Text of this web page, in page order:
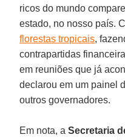
ricos do mundo
estado, no nosso país.
florestas tropicais,
contrapartidas
em reuniões que já
declarou em um painel
outros governadores.
Em nota, aSecretaria